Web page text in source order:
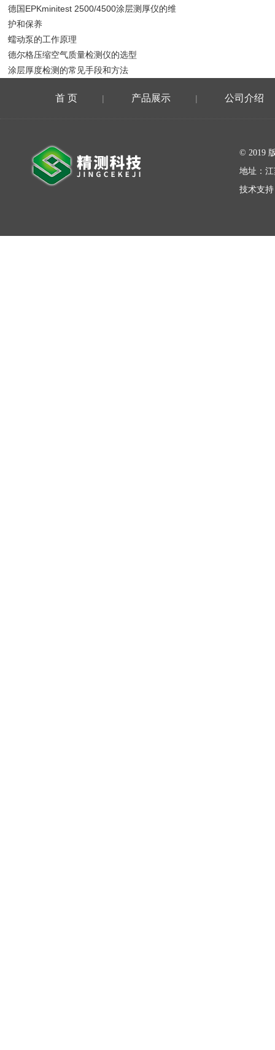
德国EPKminitest 2500/4500涂层测厚仪的维
护和保养
蠕动泵的工作原理
德尔格压缩空气质量检测仪的选型
涂层厚度检测的常见手段和方法
首 页 | 产品展示 | 公司介绍
© 2019
地址：
技术支